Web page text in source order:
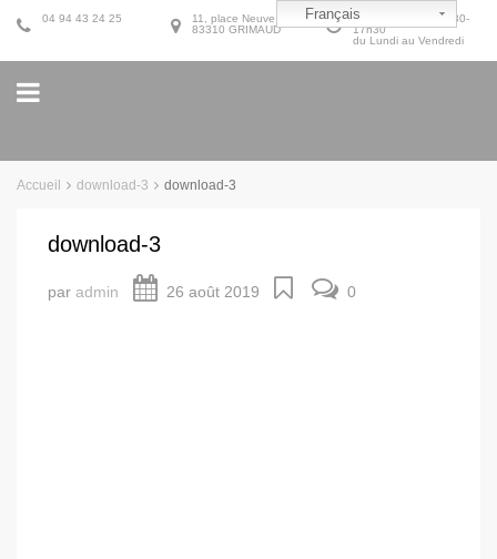
9h30-12h30 et 14h30-
17h30
du Lundi au Vendredi
11, place Neuve
83310 GRIMAUD
04 94 43 24 25
Accueil download-3 download-3
download-3
par admin 26 août 2019 0
Français